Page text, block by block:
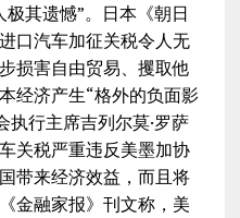
其遗憾”。日本《朝日
口汽车加征关税令人无
损害自由贸易、攫取他
经济产生“格外的负面影
执行主席吉列尔莫·罗萨
关税严重违反美墨加协
带来经济效益，而且将
金融家报》刊文称，美